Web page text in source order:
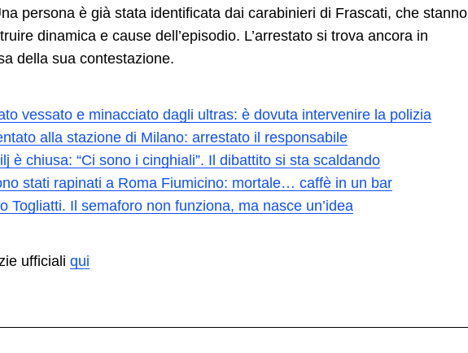
persona è già stata identificata dai carabinieri di Frascati, che stanno
dinamica e cause dell’episodio. L’arrestato si trova ancora in
della sua contestazione.
vessato e minacciato dagli ultras: è dovuta intervenire la polizia
alla stazione di Milano: arrestato il responsabile
è chiusa: “Ci sono i cinghiali”. Il dibattito si sta scaldando
stati rapinati a Roma Fiumicino: mortale… caffè in un bar
Togliatti. Il semaforo non funziona, ma nasce un’idea
ufficiali qui